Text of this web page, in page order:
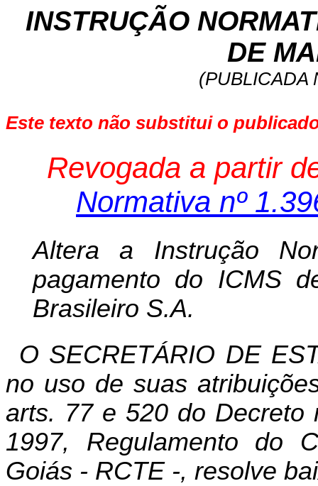
INSTRUÇÃO
DE
(PUBLICADA
Este texto não substitui o
Revogada a partir
Normativa nº
Altera a Instrução
pagamento do ICMS
Brasileiro S.A.
O SECRETÁRIO DE
no uso de suas
arts. 77 e 520 do Decreto
1997, Regulamento do
Goiás - RCTE -, resolve